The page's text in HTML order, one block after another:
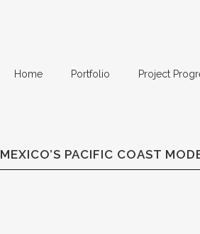
Home Portfolio Project
MEXICO’S PACIFIC COAST